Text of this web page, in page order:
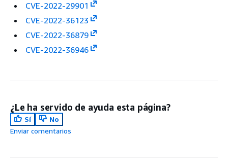
CVE-2022-29901
CVE-2022-36123
CVE-2022-36879
CVE-2022-36946
¿Le ha servido de ayuda esta página?
Sí
No
Enviar comentarios